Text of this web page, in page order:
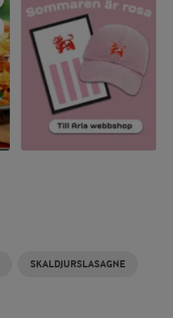
SKALDJURSLASAGNE